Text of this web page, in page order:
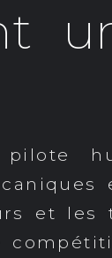
pilote
et les